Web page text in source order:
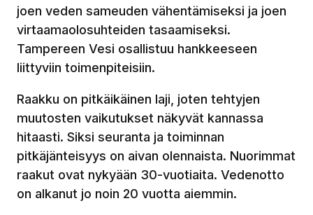
joen veden sameuden vähentämiseksi ja joen
virtaamaolosuhteiden tasaamiseksi.
Tampereen Vesi osallistuu hankkeeseen
liittyviin toimenpiteisiin.
Raakku on pitkäikäinen laji, joten tehtyjen
muutosten vaikutukset näkyvät kannassa
hitaasti. Siksi seuranta ja toiminnan
pitkäjänteisyys on aivan olennaista. Nuorimmat
raakut ovat nykyään 30-vuotiaita. Vedenotto
on alkanut jo noin 20 vuotta aiemmin.